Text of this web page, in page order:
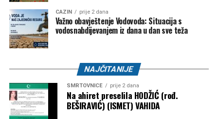
Zanimljivo je da Trump ovu ideju promoviše u trenutku kada
njegova administracija ima zategnute odnose s
Ujedinjenim nacijama. Od povratka u Bijelu kuću, SAD je
smanjio finansijska izdvajanja za UN te se povukao iz
Vijeća za ljudska prava UN-a.
Ukoliko Infantino ipak odluči ostati u svijetu sporta, već u
martu 2027. godine očekuju ga izbori za četvrti mandat na
čelu FIFA-e. U tom slučaju vodio bi organizaciju Svjetskog
CAZIN prije 2 dana
Važno obavještenje Vodovoda: Situacija s
vodosnabdijevanjem iz dana u dan sve teža
NAJČITANIJE
SMRTOVNICE prije 2 dana
Na ahiret preselila HODŽIĆ (rođ.
BEŠIRAVIĆ) (ISMET) VAHIDA